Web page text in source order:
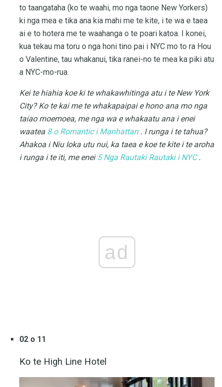
to taangataha (ko te waahi, mo nga taone New Yorkers)
ki nga mea e tika ana kia mahi me te kite, i te wa e taea
ai e to hotera me te waahanga o te poari katoa. I konei,
kua tekau ma toru o nga honi tino pai i NYC mo to ra Hou
o Valentine, tau whakanui, tika ranei-no te mea ka piki atu
a NYC-mo-rua.
Kei te hiahia koe ki te whakawhitinga atu i te New York
City? Ko te kai me te whakapaipai e hono ana mo nga
taiao moemoea, me nga wa e whakaatu ana i enei
waatea 8 o Romantic i Manhattan. I runga i te tahua?
Ahakoa i Niu Ioka utu nui, ka taea e koe te kite i te aroha
i runga i te iti, me enei 5 Nga Rautaki Rautaki i NYC.
ad
02 o 11
Ko te High Line Hotel